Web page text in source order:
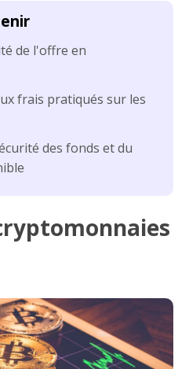
de l'offre en
frais pratiqués sur les
des fonds et du